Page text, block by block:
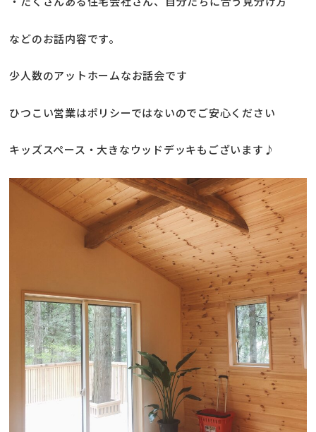
などのお話内容です。
少人数のアットホームなお話会です
ひつこい営業はポリシーではないのでご安心ください
キッズスペース・大きなウッドデッキもございます♪